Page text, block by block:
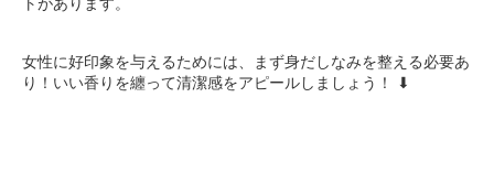
女性に好印象を与えるためには、まず身だしなみを整える必要あ
り！いい香りを纏って清潔感をアピールしましょう！ ⬇︎